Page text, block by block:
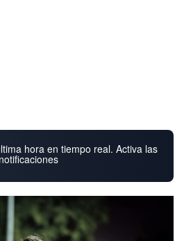
hora en tiempo real. Activa las
notificaciones